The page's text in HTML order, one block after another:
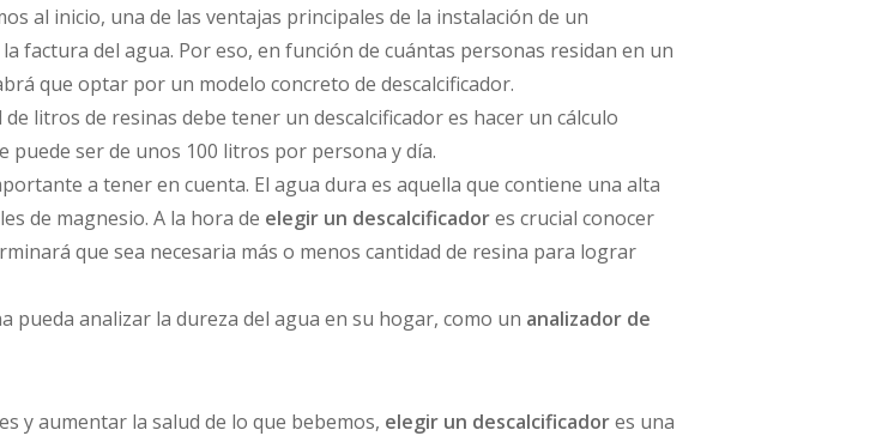
al inicio, una de las ventajas principales de la instalación de un
factura del agua. Por eso, en función de cuántas personas residan en un
que optar por un modelo concreto de descalcificador.
litros de resinas debe tener un descalcificador es hacer un cálculo
puede ser de unos 100 litros por persona y día.
a tener en cuenta. El agua dura es aquella que contiene una alta
de magnesio. A la hora de elegir un descalcificadores crucial conocer
que sea necesaria más o menos cantidad de resina para lograr
pueda analizar la dureza del agua en su hogar, como un analizador de
y aumentar la salud de lo que bebemos, elegir un descalcificadores una